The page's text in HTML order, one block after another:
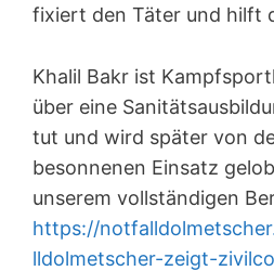
fixiert den Täter und hilft
Khalil Bakr ist
über eine
tut und wird später von
besonnenen Einsatz
unserem vollständigen
https://
lldolmetscher-zeigt-